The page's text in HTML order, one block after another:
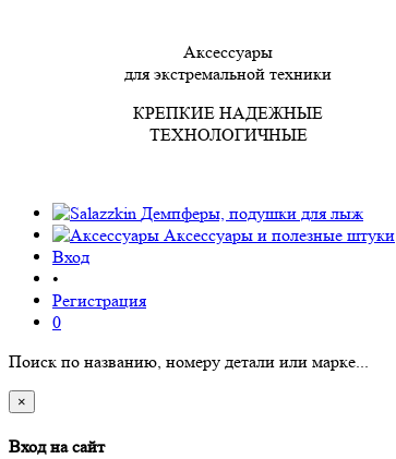
Аксессуары
для экстремальной техники
КРЕПКИЕ НАДЕЖНЫЕ
ТЕХНОЛОГИЧНЫЕ
Демпферы, подушки для лыж
Аксессуары и полезные штуки
Вход
•
Регистрация
0
Поиск по названию, номеру детали или марке...
×
Вход на сайт